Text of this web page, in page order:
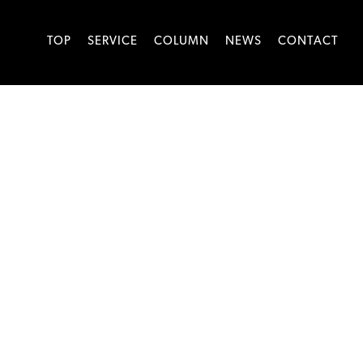
TOP SERVICE COLUMN NEWS CONTACT